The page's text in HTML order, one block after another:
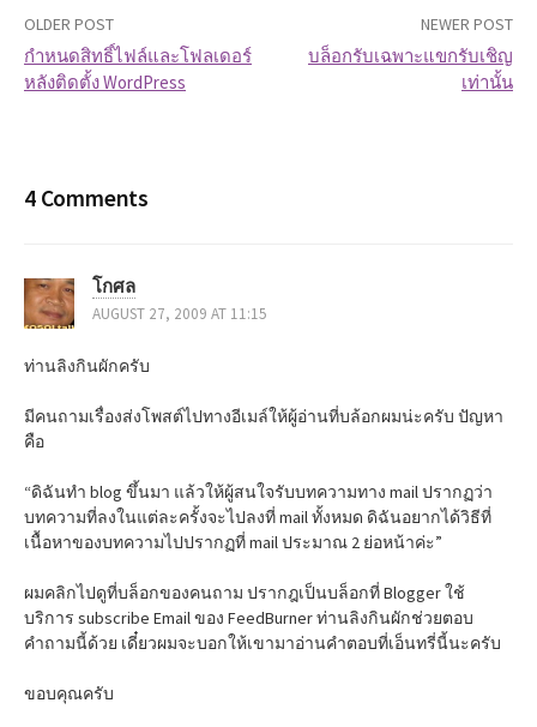
P
s
n
i
g
a
t
i
o
OLDER POST
กำหนดสิทธิ์ไฟล์และโฟลเดอร์
หลังติดตั้ง WordPress
NEWER POST
บล็อกรับเฉพาะแขกรับเชิญ
เท่านั้น
4 Comments
โกศล
AUGUST 27, 2009 AT 11:15
ท่านลิงกินผักครับ
มีคนถามเรื่องส่งโพสต์ไปทางอีเมล์ให้ผู้อ่านที่บล้อกผมน่ะครับ ปัญหา
คือ
“ดิฉันทำ blog ขึ้นมา แล้วให้ผู้สนใจรับบทความทาง mail ปรากฏว่า
บทความที่ลงในแต่ละครั้งจะไปลงที่ mail ทั้งหมด ดิฉันอยากได้วิธีที่
เนื้อหาของบทความไปปรากฏที่ mail ประมาณ 2 ย่อหน้าค่ะ”
ผมคลิกไปดูที่บล็อกของคนถาม ปรากฎเป็นบล็อกที่ Blogger ใช้
บริการ subscribe Email ของ FeedBurner ท่านลิงกินผักช่วยตอบ
คำถามนี้ด้วย เดี๋ยวผมจะบอกให้เขามาอ่านคำตอบที่เอ็นทรี่นี้นะครับ
ขอบคุณครับ